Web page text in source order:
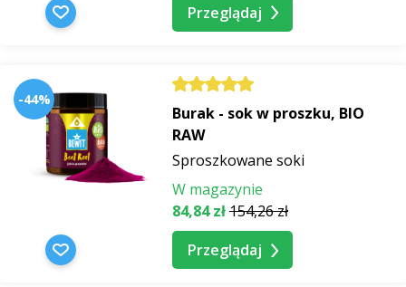
Przeglądaj
-44%
Burak - sok w proszku, BIO
RAW
Sproszkowane soki
W magazynie
84,84 zł154,26 zł
Przeglądaj